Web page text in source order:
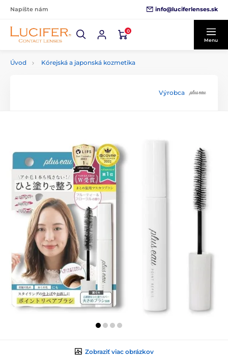
Napíšte nám info@luciferlenses.sk
0
Menu
Úvod Kórejská a japonská kozmetika
Výrobca
Zobraziť viac obrázkov